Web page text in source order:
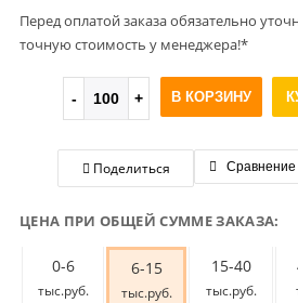
Перед оплатой заказа обязательно
точную стоимость у менеджера!*
В КОРЗИНУ
Поделиться Сравнение
ЦЕНА ПРИ ОБЩЕЙ СУММЕ ЗАКАЗА:
0-6
тыс.руб.
6-15
тыс.руб.
15-40
тыс.руб.